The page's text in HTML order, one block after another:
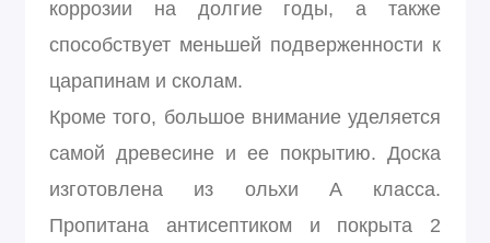
коррозии на долгие годы, а также
способствует меньшей подверженности к
царапинам и сколам.
Кроме того, большое внимание уделяется
самой древесине и ее покрытию. Доска
изготовлена из ольхи А класса.
Пропитана антисептиком и покрыта 2